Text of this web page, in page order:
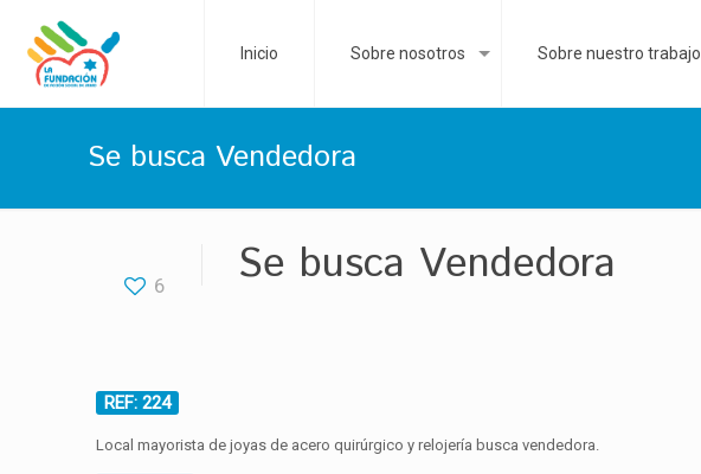
Inicio Sobre nosotros Sobre nuestro trabajo
Se busca Vendedora
6 Se busca Vendedora
REF: 224
Local mayorista de joyas de acero quirúrgico y relojería busca vendedora.